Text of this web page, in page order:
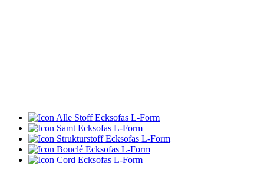
Alle Stoff Ecksofas L-Form
Samt Ecksofas L-Form
Strukturstoff Ecksofas L-Form
Bouclé Ecksofas L-Form
Cord Ecksofas L-Form